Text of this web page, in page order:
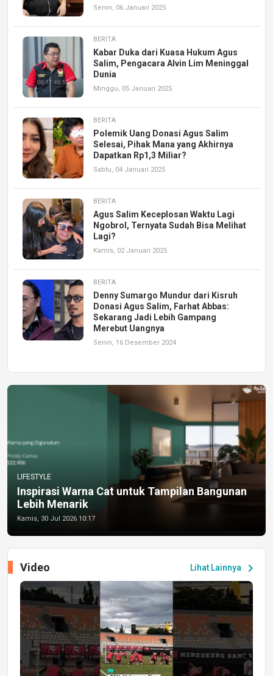
Senin, 06 Januari 2025
BERITA
Kabar Duka dari Kuasa Hukum Agus
Salim, Pengacara Alvin Lim Meninggal
Dunia
Minggu, 05 Januari 2025
BERITA
Polemik Uang Donasi Agus Salim
Selesai, Pihak Mana yang Akhirnya
Dapatkan Rp1,3 Miliar?
Sabtu, 04 Januari 2025
BERITA
Agus Salim Keceplosan Waktu Lagi
Ngobrol, Ternyata Sudah Bisa Melihat
Lagi?
Kamis, 02 Januari 2025
BERITA
Denny Sumargo Mundur dari Kisruh
Donasi Agus Salim, Farhat Abbas:
Sekarang Jadi Lebih Gampang
Merebut Uangnya
Senin, 16 Desember 2024
LIFESTYLE
Inspirasi Warna Cat untuk Tampilan Bangunan
Lebih Menarik
Kamis, 30 Jul 2026 10:17
Lihat Lainnya chevron_right
Video